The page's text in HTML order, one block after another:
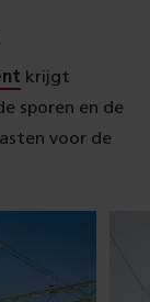
krijgt
sporen en de
voor de